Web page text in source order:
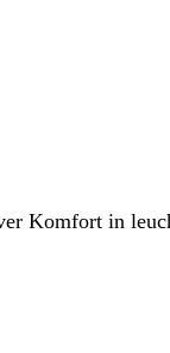
Komfort in